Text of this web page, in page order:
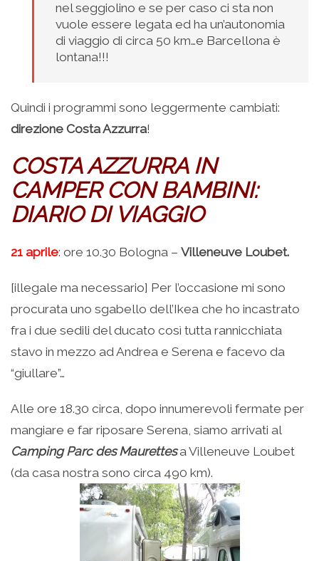
nel seggiolino e se per caso ci sta non
vuole essere legata ed ha un’autonomia
di viaggio di circa 50 km…e Barcellona è
lontana!!!
Quindi i programmi sono leggermente cambiati:
direzione Costa Azzurra!
COSTA AZZURRA IN
CAMPER CON BAMBINI:
DIARIO DI VIAGGIO
21 aprile: ore 10.30 Bologna – Villeneuve Loubet.
[illegale ma necessario] Per l’occasione mi sono
procurata uno sgabello dell’Ikea che ho incastrato
fra i due sedili del ducato così tutta rannicchiata
stavo in mezzo ad Andrea e Serena e facevo da
“giullare”…
Alle ore 18.30 circa, dopo innumerevoli fermate per
mangiare e far riposare Serena, siamo arrivati al
Camping Parc des Maurettesa Villeneuve Loubet
(da casa nostra sono circa 490 km).